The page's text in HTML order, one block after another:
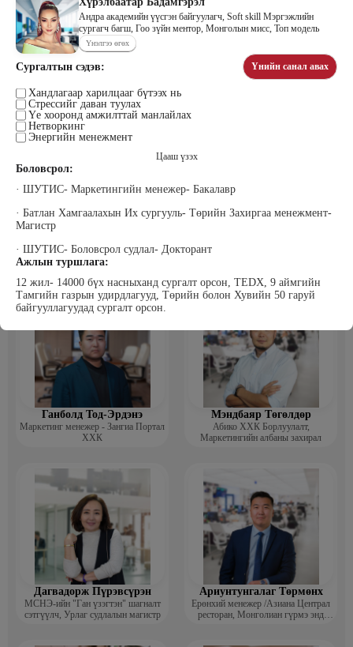
Андра академийн үүсгэн байгуулагч, Soft skill Мэргэжлийн
сургагч багш, Гоо зүйн ментор, Монголын мисс, Топ модель
Үнэлгээ өгөх
Сургалтын сэдэв: Үнийн санал авах
Хандлагаар харилцааг бүтээх нь
Стрессийг даван туулах
Үе хооронд амжилттай манлайлах
Нетворкинг
Энергийн менежмент
Цааш үзэх
Боловсрол:
· ШУТИС- Маркетингийн менежер- Бакалавр
· Батлан Хамгаалахын Их сургууль- Төрийн Захиргаа менежмент-
Магистр
· ШУТИС- Боловсрол судлал- Докторант
Ажлын туршлага:
12 жил- 14000 бүх насныханд сургалт орсон, TEDX, 9 аймгийн
Тамгийн газрын удирдлагууд, Төрийн болон Хувийн 50 гаруй
байгууллагуудад сургалт орсон.
Наран анд консалтинг” ХХК-ийн
Бээжин Солонгоо
Франклинкови Монгол ХХК
Прус Центр ХХК-ийн Хяналт
шинжилгээ үнэлгээний дарга
тогтолцооны хэрэгжүүлэгч
Болор Үйлсийн Үндэс ТББ-ийн
ажилтан, сургагч багш
Ганболд Тод-Эрдэнэ
Маркетинг менежер - Зангиа Портал
ХХК
Мэндбаяр Төгөлдөр
Абико ХХК Борлуулалт,
Маркетингийн албаны захирал
Дагвадорж Пүрэвсүрэн
МСНЭ-ийн "Ган үзэгтэн" шагналт
сэтгүүлч, Урлаг судлалын магистр
Ариунтунгалаг Төрмөнх
Ерөнхий менежер /Азиана Централ
ресторан, Монголиан гүрмэ энд